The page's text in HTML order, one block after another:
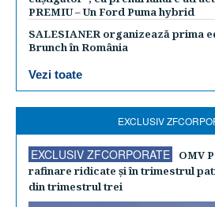
PREMIU – Un Ford Puma hybrid
SALESIANER organizează prima
Brunch în România
Vezi toate
EXCLUSIV
EXCLUSIV ZFCORPORATE
OMV
rafinare ridicate şi în trimestrul
din trimestrul trei